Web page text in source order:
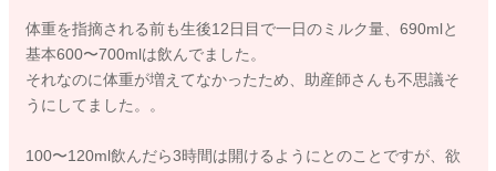
飲ませてあげるようにしていただくといいと思いますよ。
そうして飲み終わりに時間がもう少し早まるようにしてみてく
ださい。
体重を指摘される前も生後12日目で一日のミルク量、690mlと
基本600〜700mlは飲んでました。
それなのに体重が増えてなかったため、助産師さんも不思議そ
うにしてました。。
100〜120ml飲んだら3時間は開けるようにとのことですが、欲